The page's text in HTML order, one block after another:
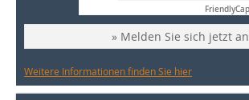
Friendly
» Melden Sie sich jetzt an
Weitere Informationen finden Sie hier